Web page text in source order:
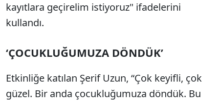
kayıtlara geçirelim istiyoruz" ifadelerini
kullandı.
‘ÇOCUKLUĞUMUZA DÖNDÜK’
Etkinliğe katılan Şerif Uzun, “Çok keyifli, çok
güzel. Bir anda çocukluğumuza döndük. Bu